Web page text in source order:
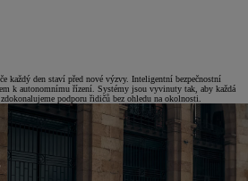
každý den staví před nové výzvy. Inteligentní bezpečnostní
k autonomnímu řízení. Systémy jsou vyvinuty tak, aby každá
podporu řidičů bez ohledu na okolnosti.